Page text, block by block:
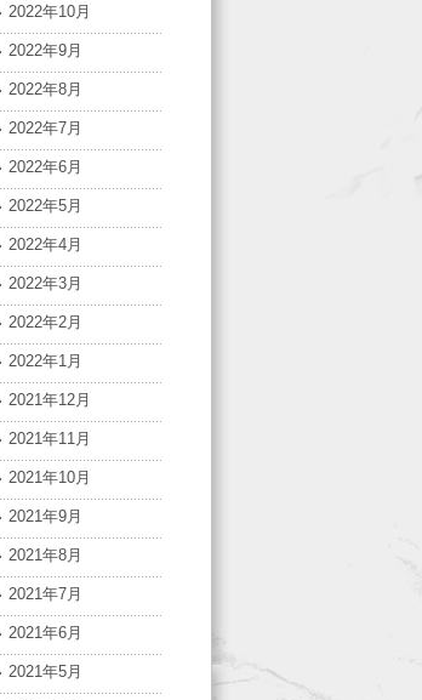
2022年10月
2022年9月
2022年8月
2022年7月
2022年6月
2022年5月
2022年4月
2022年3月
2022年2月
2022年1月
2021年12月
2021年11月
2021年10月
2021年9月
2021年8月
2021年7月
2021年6月
2021年5月